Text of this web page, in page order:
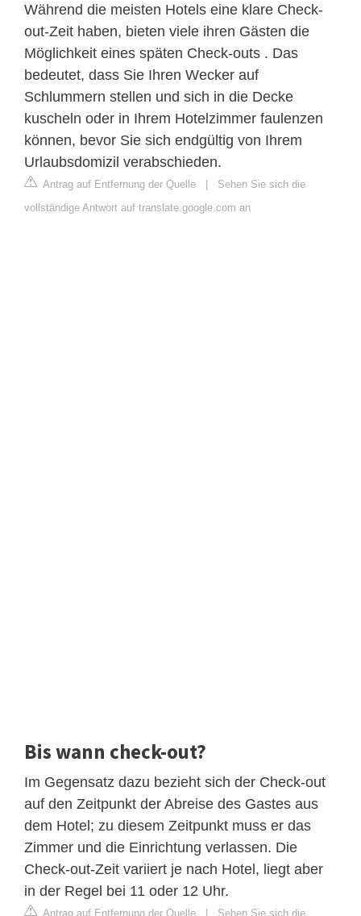
Während die meisten Hotels eine klare Check-
out-Zeit haben, bieten viele ihren Gästen die
Möglichkeit eines späten Check-outs . Das
bedeutet, dass Sie Ihren Wecker auf
Schlummern stellen und sich in die Decke
kuscheln oder in Ihrem Hotelzimmer faulenzen
können, bevor Sie sich endgültig von Ihrem
Urlaubsdomizil verabschieden.
Antrag auf Entfernung der Quelle | Sehen Sie sich die
vollständige Antwort auf translate.google.com an
Bis wann check-out?
Im Gegensatz dazu bezieht sich der Check-out
auf den Zeitpunkt der Abreise des Gastes aus
dem Hotel; zu diesem Zeitpunkt muss er das
Zimmer und die Einrichtung verlassen. Die
Check-out-Zeit variiert je nach Hotel, liegt aber
in der Regel bei 11 oder 12 Uhr.
Antrag auf Entfernung der Quelle | Sehen Sie sich die